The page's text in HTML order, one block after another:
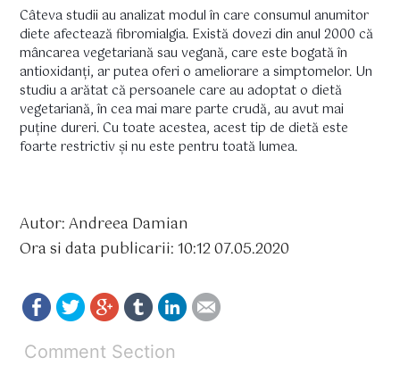
Câteva studii au analizat modul în care consumul anumitor
diete afectează fibromialgia. Există dovezi din anul 2000 că
mâncarea vegetariană sau vegană, care este bogată în
antioxidanți, ar putea oferi o ameliorare a simptomelor. Un
studiu a arătat că persoanele care au adoptat o dietă
vegetariană, în cea mai mare parte crudă, au avut mai
puține dureri. Cu toate acestea, acest tip de dietă este
foarte restrictiv și nu este pentru toată lumea.
Autor: Andreea Damian
Ora si data publicarii: 10:12 07.05.2020
Comment Section